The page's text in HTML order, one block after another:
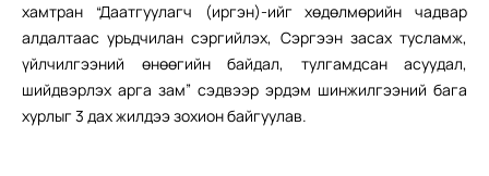
хамтран “Даатгуулагч (иргэн)-ийг хөдөлмөрийн чадвар
алдалтаас урьдчилан сэргийлэх, Сэргээн засах тусламж,
үйлчилгээний өнөөгийн байдал, тулгамдсан асуудал,
шийдвэрлэх арга зам” сэдвээр эрдэм шинжилгээний бага
хурлыг 3 дах жилдээ зохион байгуулав.